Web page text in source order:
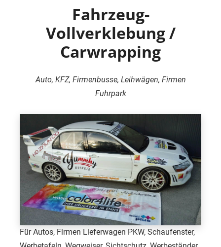
Fahrzeug-
Vollverklebung /
Carwrapping
Auto, KFZ, Firmenbusse, Leihwägen, Firmen
Fuhrpark
Für Autos, Firmen Lieferwagen PKW, Schaufenster,